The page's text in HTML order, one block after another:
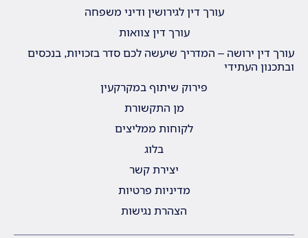
עורך דין לגירושין ודיני משפחה
עורך דין צוואות
עורך דין ירושה – המדריך שיעשה לכם סדר בזכויות, בנכסים
ובתכנון העתידי
פירוק שיתוף במקרקעין
מן התקשורת
לקוחות ממליצים
בלוג
יצירת קשר
מדיניות פרטיות
הצהרת נגישות